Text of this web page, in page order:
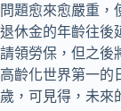
問題愈來愈嚴重，
退休金的年齡往後
請領勞保，但之後
高齡化世界第一的
歲，可見得，未來